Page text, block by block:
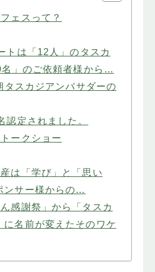
ェスって？
トは「12人」のタスカ
」のご依頼者様から…
スカジアンバサダーの
認定されました。
ークショー
は「学び」と「思い
ンサー様からの…
感謝祭」から「タスカ
に名前が変えたそのワケ